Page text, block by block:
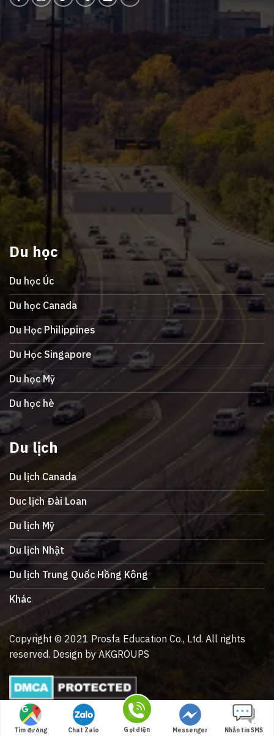
Du học
Du học Úc
Du học Canada
Du Học Philippines
Du Học Singapore
Du học Mỹ
Du học hè
Du lịch
Du lịch Canada
Duc lịch Đài Loan
Du lịch Mỹ
Du lịch Nhật
Du lịch Trung Quốc Hồng Kông
Khác
Copyright © 2021 Prosfa Education Co., Ltd. All rights
reserved. Design by AKGROUPS
Tìm đường Chat Zalo Gọi điện Messenger Nhắn tin SMS